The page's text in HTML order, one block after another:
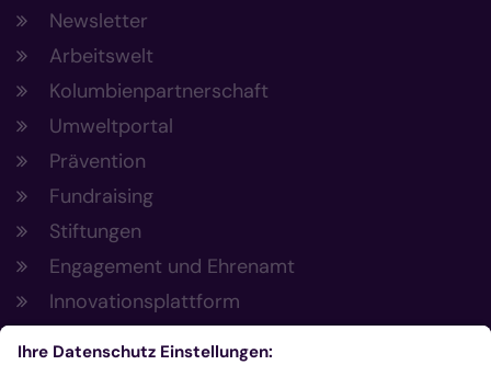
Newsletter
Arbeitswelt
Kolumbienpartnerschaft
Umweltportal
Prävention
Fundraising
Stiftungen
Engagement und Ehrenamt
Innovationsplattform